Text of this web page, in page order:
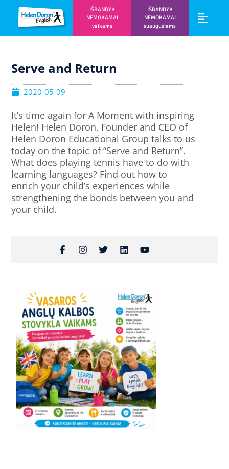
IŠBANDYK
NEMOKAMAI
vaikams
IŠBANDYK
NEMOKAMAI
suaugusiems
Serve and Return
2020-05-09
It’s time again for A Moment with inspiring
Helen! Helen Doron, Founder and CEO of
Helen Doron Educational Group talks to us
today on the topic of “Serve and Return”.
What does playing tennis have to do with
learning languages? Find out how to
enrich your child’s experiences while
strengthening the bonds between you and
your child.